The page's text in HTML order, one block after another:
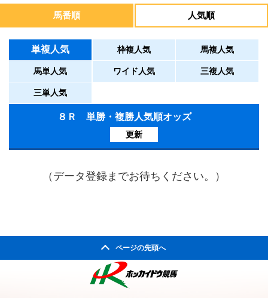
馬番順 人気順
単複人気 枠複人気 馬複人気
馬単人気 ワイド人気 三複人気
三単人気
８Ｒ 単勝・複勝人気順オッズ
更新
（データ登録までお待ちください。）
ページの先頭へ